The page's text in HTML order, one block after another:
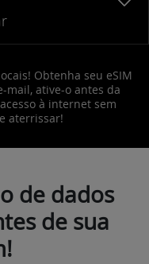
Obtenha seu eSIM
mail, ative-o antes da
à internet sem
aterrissar!
de dados
de sua